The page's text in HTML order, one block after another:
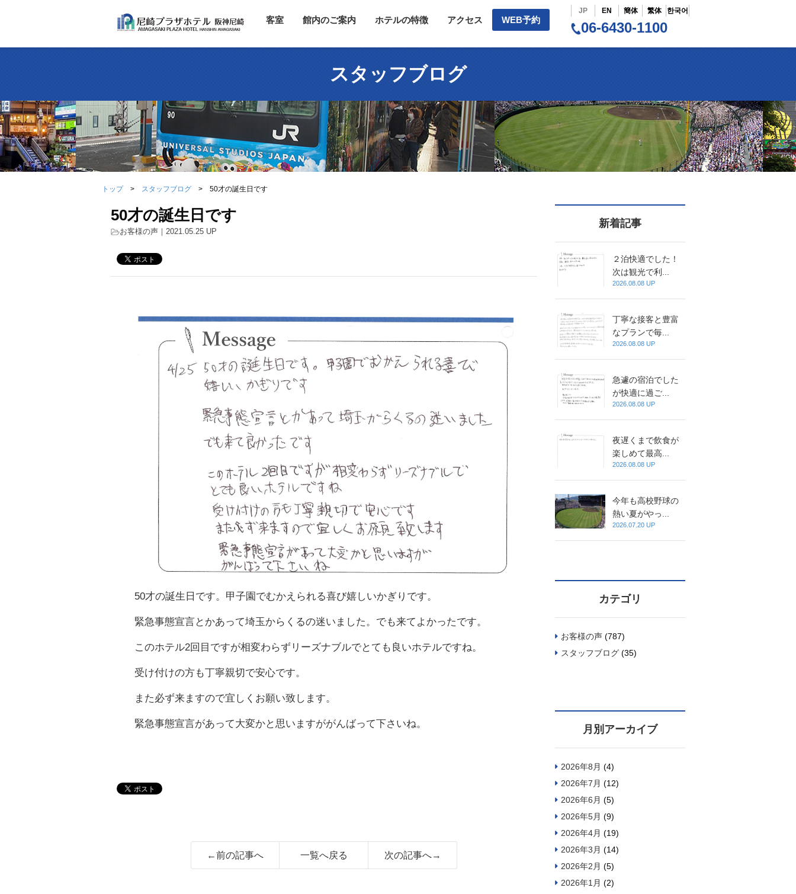
客室 館内のご案内 ホテルの特徴 アクセス WEB予約
JP EN 簡体 繁体 한국어
06-6430-1100
スタッフブログ
トップ スタッフブログ 50才の誕生日です
50才の誕生日です
お客様の声 ｜2021.05.25 UP
50才の誕生日です。甲子園でむかえられる喜び嬉しいかぎりです。
緊急事態宣言とかあって埼玉からくるの迷いました。でも来てよかったです。
このホテル2回目ですが相変わらずリーズナブルでとても良いホテルですね。
受け付けの方も丁寧親切で安心です。
また必ず来ますので宜しくお願い致します。
緊急事態宣言があって大変かと思いますががんばって下さいね。
←前の記事へ 一覧へ戻る 次の記事へ→
新着記事
２泊快適でした！
次は観光で利...
2026.08.08 UP
丁寧な接客と豊富
なプランで毎...
2026.08.08 UP
急遽の宿泊でした
が快適に過ご...
2026.08.08 UP
夜遅くまで飲食が
楽しめて最高...
2026.08.08 UP
今年も高校野球の
熱い夏がやっ...
2026.07.20 UP
カテゴリ
お客様の声 (787)
スタッフブログ (35)
月別アーカイブ
2026年8月 (4)
2026年7月 (12)
2026年6月 (5)
2026年5月 (9)
2026年4月 (19)
2026年3月 (14)
2026年2月 (5)
2026年1月 (2)